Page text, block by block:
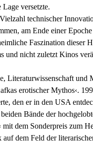
versetzte.
technischer
am Ende einer Epoche
Faszination dieser
und nicht zuletzt Kinos
Literaturwissenschaft und
erotischer Mythos‹.
den er in den USA
Bände der
dem Sonderpreis zum
auf dem Feld der